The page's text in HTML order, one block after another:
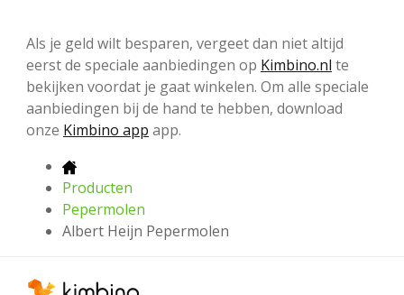
Als je geld wilt besparen, vergeet dan niet altijd
eerst de speciale aanbiedingen op Kimbino.nl te
bekijken voordat je gaat winkelen. Om alle speciale
aanbiedingen bij de hand te hebben, download
onze Kimbino app app.
Producten
Pepermolen
Albert Heijn Pepermolen